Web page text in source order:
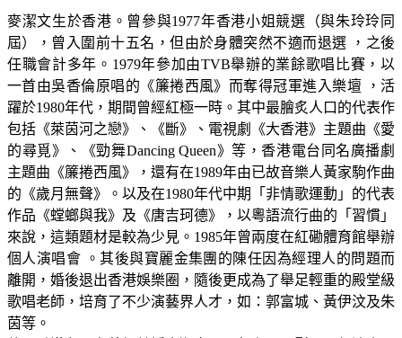
麥潔文生於香港。曾參與1977年香港小姐競選（與朱玲玲同
屆），曾入圍前十五名，但由於身體突然不適而退選 ，之後
任職會計多年。1979年參加由TVB舉辦的業餘歌唱比賽，以
一首由吳香倫原唱的《簾捲西風》而奪得冠軍進入樂壇 ，活
躍於1980年代，期間曾經紅極一時。其中最膾炙人口的代表作
包括《萊茵河之戀》、《斷》、電視劇《大香港》主題曲《愛
的尋覓》、《勁舞Dancing Queen》等，香港電台同名廣播劇
主題曲《簾捲西風》，還有在1989年由已故音樂人黃家駒作曲
的《歲月無聲》。以及在1980年代中期「非情歌運動」的代表
作品《螳螂與我》及《唐吉珂德》，以粵語流行曲的「習慣」
來說，這類題材是較為少見。1985年曾兩度在紅磡體育館舉辦
個人演唱會 。其後與寶麗金集團的陳任因為經理人的問題而
離開，婚後退出香港娛樂圈，隨後更成為了舉足輕重的殿堂級
歌唱老師，培育了不少演藝界人才，如：郭富城、黃伊汶及朱
茵等。